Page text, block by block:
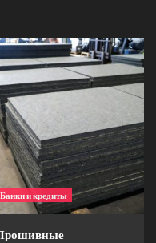
Банки и кредиты